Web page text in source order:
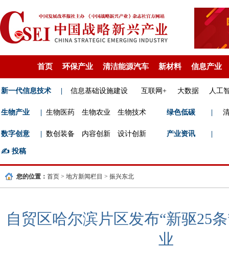
首页 环保产业 清洁能源汽车 新材料 信息产业
新一代信息技术 信息基础设施建设 互联网+ 大数据 人工
生物产业 生物医药 生物农业 生物技术 绿色低碳
数字创意 数创装备 内容创新 设计创新 产业资讯
✍️ 投稿
您的位置： 首页 > 地方新闻栏目 > 振兴东北
自贸区哈尔滨片区发布“新驱25
业